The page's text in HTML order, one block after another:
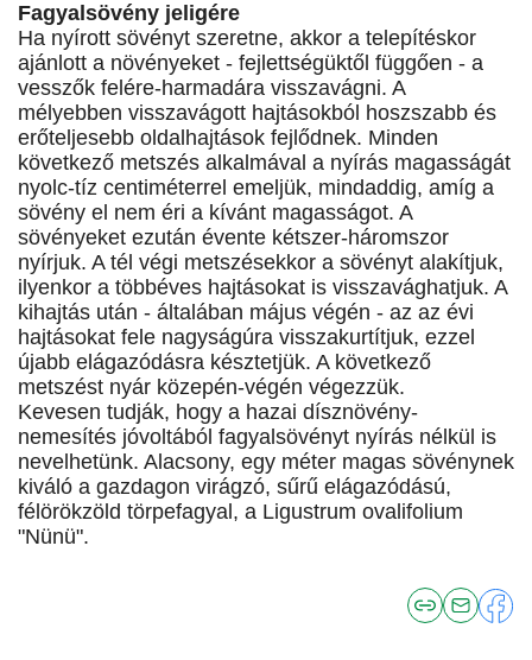
Fagyalsövény jeligére
Ha nyírott sövényt szeretne, akkor a telepítéskor
ajánlott a növényeket - fejlettségüktől függően - a
vesszők felére-harmadára visszavágni. A
mélyebben visszavágott hajtásokból hoszszabb és
erőteljesebb oldalhajtások fejlődnek. Minden
következő metszés alkalmával a nyírás magasságát
nyolc-tíz centiméterrel emeljük, mindaddig, amíg a
sövény el nem éri a kívánt magasságot. A
sövényeket ezután évente kétszer-háromszor
nyírjuk. A tél végi metszésekkor a sövényt alakítjuk,
ilyenkor a többéves hajtásokat is visszavághatjuk. A
kihajtás után - általában május végén - az az évi
hajtásokat fele nagyságúra visszakurtítjuk, ezzel
újabb elágazódásra késztetjük. A következő
metszést nyár közepén-végén végezzük.
Kevesen tudják, hogy a hazai dísznövény-
nemesítés jóvoltából fagyalsövényt nyírás nélkül is
nevelhetünk. Alacsony, egy méter magas sövénynek
kiváló a gazdagon virágzó, sűrű elágazódású,
félörökzöld törpefagyal, a Ligustrum ovalifolium
"Nünü".